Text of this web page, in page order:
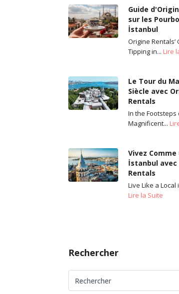
Guide
sur les
İstanbul
Origine Rentals’
Tipping in... Lire
Le Tour du
Siècle avec
Rentals
In the Footsteps
Magnificent...
Vivez Comme
İstanbul avec
Rentals
Live Like a Local
Lire la Suite
Rechercher